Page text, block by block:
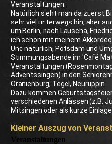
Veranstaltungen.
Natürlich sieht man da zuerst
sehr viel unterwegs bin, aber
um Berlin, nach Lauscha,
ich schon mit meinem
Und natürlich, Potsdam und
Stimmungsabende im 'Café
Veranstaltungen
Adventssingen) in den
Oranienburg, Tegel, Neuruppin.
Dazu kommen
verschiedenen Anlässen (z.B.
Mitsingen oder als kurze Einlage
Kleiner Auszug von
Veranstaltungen